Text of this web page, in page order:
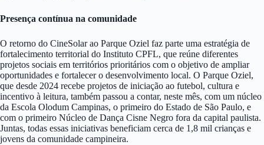
Presença contínua na comunidade
O retorno do CineSolar ao Parque Oziel faz parte uma estratégia de
fortalecimento territorial do Instituto CPFL, que reúne diferentes
projetos sociais em territórios prioritários com o objetivo de ampliar
oportunidades e fortalecer o desenvolvimento local. O Parque Oziel,
que desde 2024 recebe projetos de iniciação ao futebol, cultura e
incentivo à leitura, também passou a contar, neste mês, com um núcleo
da Escola Olodum Campinas, o primeiro do Estado de São Paulo, e
com o primeiro Núcleo de Dança Cisne Negro fora da capital paulista.
Juntas, todas essas iniciativas beneficiam cerca de 1,8 mil crianças e
jovens da comunidade campineira.